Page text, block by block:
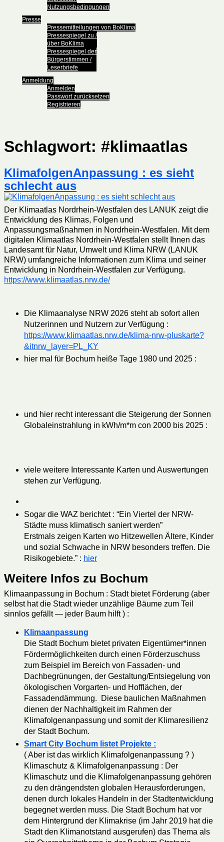
Nutzungsbedingungen
Presse
Pressemitteilungen von BoKlima
Pressespiegel zu /
über BoKlima
Pressespiegel der
Bürgerstimmen /
Leserbriefe
Anmeldung
Anmelden
Passwort zurücksetzen
Registrieren
Schlagwort: #klimaatlas
KlimafolgenAnpassung : es sieht
schlecht aus
Der Klimaatlas Nordrhein-Westfalen des LANUK zeigt die
Entwicklung des Klimas, Folgen und
Anpassungsmaßnahmen in Nordrhein-Westfalen. Mit dem
digitalen Klimaatlas Nordrhein-Westfalen stellt Ihnen das
Landesamt für Natur, Umwelt und Klima NRW (LANUK
NRW) umfangreiche Informationen zum Klima und seiner
Entwicklung in Nordrhein-Westfalen zur Verfügung.
https://www.klimaatlas.nrw.de/
Die Klimaanalyse NRW 2026 steht ab sofort allen
Nutzerinnen und Nutzern zur Verfügung :
https://www.klimaatlas.nrw.de/klima-nrw-pluskarte?
&itnrw_layer=PL_KY
hier mal für Bochum heiße Tage 1980 und 2025 :
und hier recht interessant die Steigerung der Sonnen
Globaleinstrahlung in kWh/m*m con 2000 bis 2025 :
viele weitere Interessante Karten und Auswertungen
stehen zur Verfügung.
Sogar die WAZ berichtet : “Ein Viertel der NRW-
Städte muss klimatisch saniert werden”
Erstmals zeigen Karten wo Hitzewellen Ältere, Kinder
und sozial Schwache in NRW besonders treffen. Die
Risikogebiete.” : hier
Weitere Infos zu Bochum
Klimaanpassung in Bochum : Stadt bietet Förderung (aber
selbst hat die Stadt wieder unzählige Bäume zum Teil
sinnlos gefällt — jeder Baum hilft ) :
Klimaanpassung
Die Stadt Bochum bietet privaten Eigentümer*innen
Fördermöglichkeiten durch einen Förderzuschuss
zum Beispiel im Bereich von Fassaden- und
Dachbegrünungen, der Gestaltung/Entsiegelung von
ökologischen Vorgarten- und Hofflächen, der
Fassadendämmung. Diese baulichen Maßnahmen
dienen der Nachhaltigkeit im Rahmen der
Klimafolgenanpassung und somit der Klimaresilienz
der Stadt Bochum.
Smart City Bochum listet Projekte :
(Aber ist das wirklich Klimafolgenanpassung ? )
Klimaschutz & Klima­folgen­anpassung : Der
Klimaschutz und die Klimafolgenanpassung gehören
zu den drängendsten globalen Herausforderungen,
denen durch lokales Handeln in der Stadtentwicklung
begegnet werden muss. Die Stadt Bochum hat vor
dem Hintergrund der Klimakrise (im Jahr 2019 hat die
Stadt den Klimanotstand ausgerufen) das Thema als